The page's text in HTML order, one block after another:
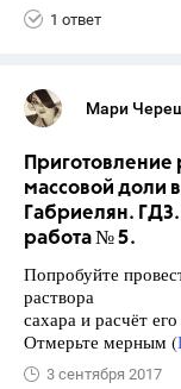
1 ответ
Мари
Приготовление
массовой доли
Габриелян.
работа № 5.
Попробуйте
раствора
сахара и расчёт
Отмерьте мерным (
3 сентября 2017